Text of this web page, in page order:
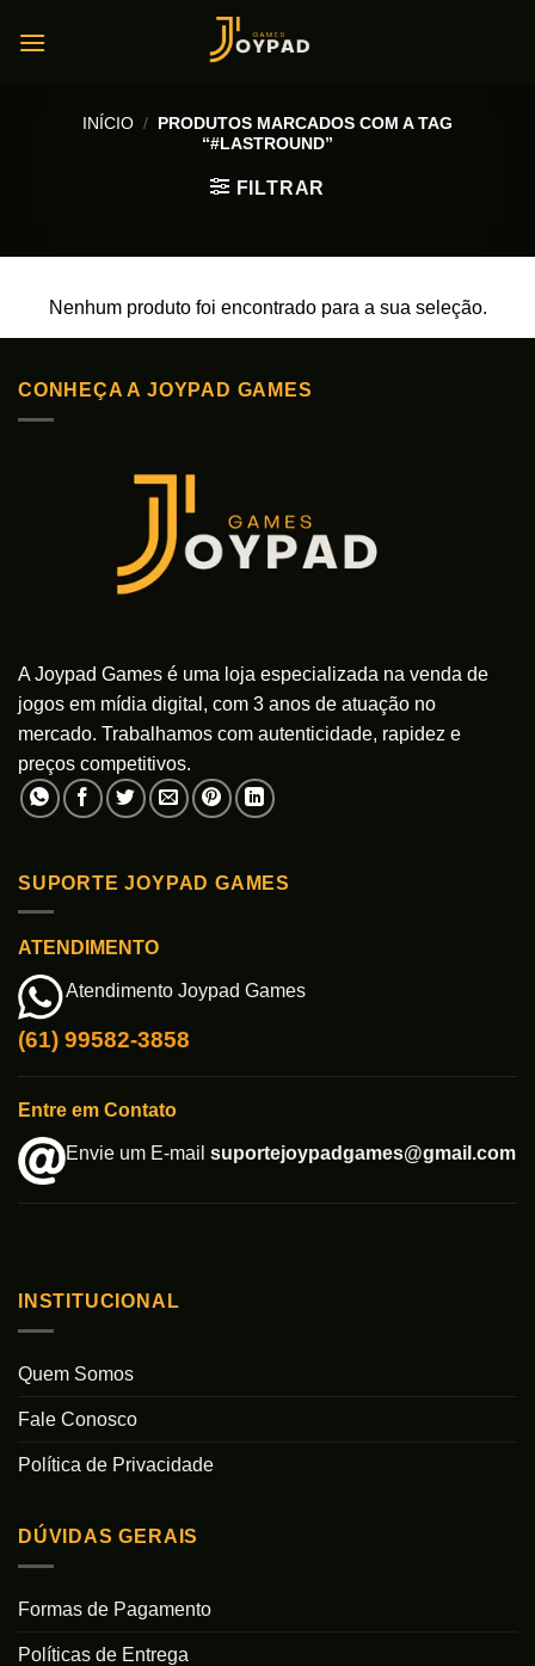
INÍCIO / PRODUTOS MARCADOS COM A TAG
“#LASTROUND”
FILTRAR
Nenhum produto foi encontrado para a sua seleção.
CONHEÇA A JOYPAD GAMES
A Joypad Games é uma loja especializada na venda de
jogos em mídia digital, com 3 anos de atuação no
mercado. Trabalhamos com autenticidade, rapidez e
preços competitivos.
SUPORTE JOYPAD GAMES
ATENDIMENTO
Atendimento Joypad Games
(61) 99582-3858
Entre em Contato
Envie um E-mail suportejoypadgames@gmail.com
INSTITUCIONAL
Quem Somos
Fale Conosco
Política de Privacidade
DÚVIDAS GERAIS
Formas de Pagamento
Políticas de Entrega